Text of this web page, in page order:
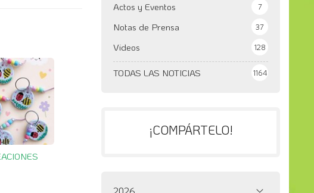
TODAS LAS NOTICIAS 1164
Actos y Eventos 7
Notas de Prensa 37
Videos 128
¡COMPÁRTELO!